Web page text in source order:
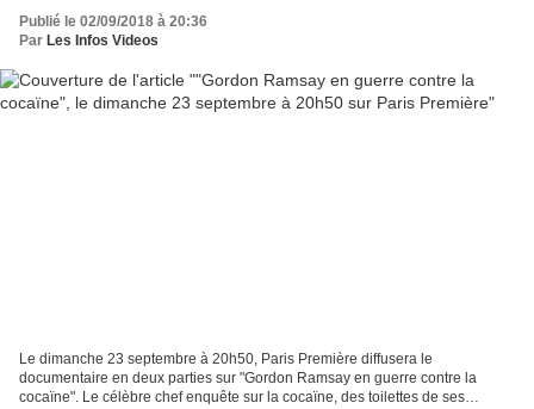
Publié le 02/09/2018 à 20:36
Par Les Infos Videos
Le dimanche 23 septembre à 20h50, Paris Première diffusera le
documentaire en deux parties sur "Gordon Ramsay en guerre contre la
cocaïne". Le célèbre chef enquête sur la cocaïne, des toilettes de ses